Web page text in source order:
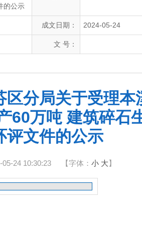
的公示
成文日期： 2024-05-24
文 号：
分局关于受理本
60万吨 建筑碎石
评文件的公示
24 10:30:23 【字体： 小 大】